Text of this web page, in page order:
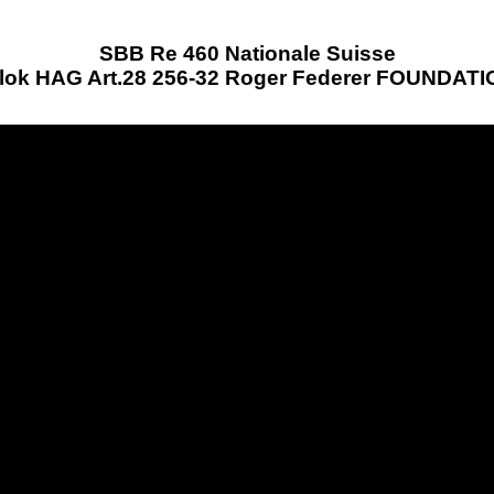
SBB Re 460 Nationale Suisse
HAG Art.28 256-32 Roger Federer